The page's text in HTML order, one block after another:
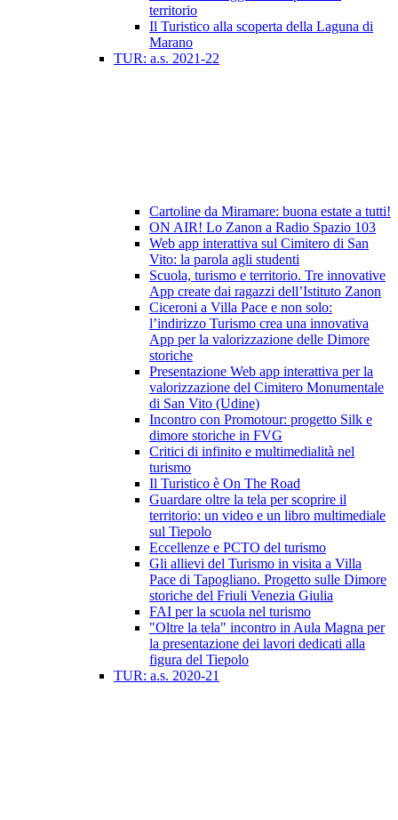
territorio
Il Turistico alla scoperta della Laguna di
Marano
TUR: a.s. 2021-22
Cartoline da Miramare: buona estate a tutti!
ON AIR! Lo Zanon a Radio Spazio 103
Web app interattiva sul Cimitero di San
Vito: la parola agli studenti
Scuola, turismo e territorio. Tre innovative
App create dai ragazzi dell’Istituto Zanon
Ciceroni a Villa Pace e non solo:
l’indirizzo Turismo crea una innovativa
App per la valorizzazione delle Dimore
storiche
Presentazione Web app interattiva per la
valorizzazione del Cimitero Monumentale
di San Vito (Udine)
Incontro con Promotour: progetto Silk e
dimore storiche in FVG
Critici di infinito e multimedialità nel
turismo
Il Turistico è On The Road
Guardare oltre la tela per scoprire il
territorio: un video e un libro multimediale
sul Tiepolo
Eccellenze e PCTO del turismo
Gli allievi del Turismo in visita a Villa
Pace di Tapogliano. Progetto sulle Dimore
storiche del Friuli Venezia Giulia
FAI per la scuola nel turismo
"Oltre la tela" incontro in Aula Magna per
la presentazione dei lavori dedicati alla
figura del Tiepolo
TUR: a.s. 2020-21